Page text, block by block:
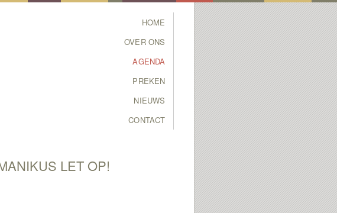
SKIP TO PRIMARY
CONTENT
SKIP TO SECONDARY
CONTENT
HOME
OVER ONS
AGENDA
PREKEN
NIEUWS
CONTACT
LET OP!